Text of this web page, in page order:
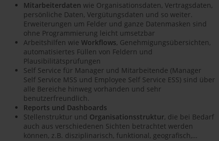
Mitarbeiterdaten wie Organisationsdaten, Vertragsdaten,
persönliche Daten, Vergütungsdaten und so weiter.
Erweiterungen um Felder und ganze Datenmasken sind
ohne Programmierung leicht umsetzbar
Arbeitshilfen wie Workflows, Genehmigungsübersichten,
automatisiertes Füllen von Feldern und
Plausibilitätsprüfungen
Self Service für Manager und Mitarbeitende (Manager
Self Service MSS und Employee Self Service ESS) sind über
alle Bereiche hinweg vorhanden und sehr
benutzerfreundlich.
Reports und Dashboards
Stellenstruktur und Organisationsstruktur, die bei Bedarf
auch aus verschiedenen Sichten betrachtet werden
können, z.B. disziplinarisch, funktional, geografisch,…